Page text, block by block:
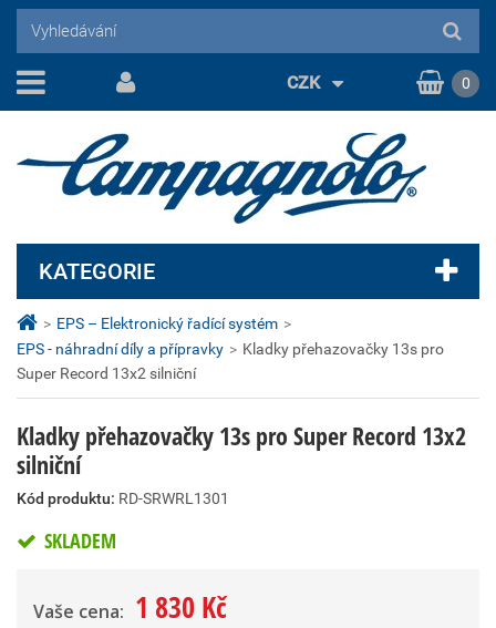
> EPS – Elektronický řadící systém >
EPS - náhradní díly a přípravky > Kladky přehazovačky 13s pro
Super Record 13x2 silniční
Kladky přehazovačky 13s pro Super Record 13x2
silniční
Kód produktu: RD-SRWRL1301
SKLADEM
Vaše cena: 1 830 Kč
KATEGORIE
CZK 0